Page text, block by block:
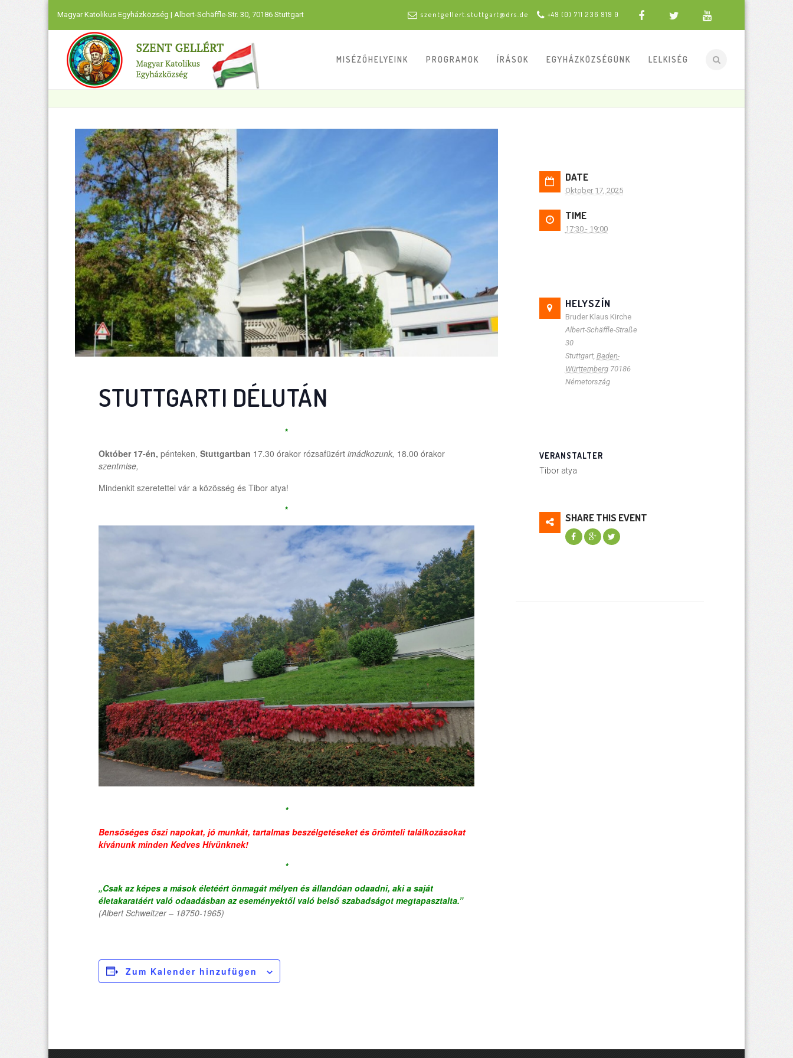
Magyar Katolikus Egyházközség | Albert-Schäffle-Str. 30, 70186 Stuttgart szentgellert.stuttgart@drs.de +49 (0) 711 236 919 0
MISÉZŐHELYEINK PROGRAMOK ÍRÁSOK EGYHÁZKÖZSÉGÜNK LELKISÉG
STUTTGARTI DÉLUTÁN
*
Október 17-én, pénteken, Stuttgartban 17.30 órakor rózsafüzért imádkozunk, 18.00 órakor
szentmise,
Mindenkit szeretettel vár a közösség és Tibor atya!
*
*
Bensőséges őszi napokat, jó munkát, tartalmas beszélgetéseket és örömteli találkozásokat
kívánunk minden Kedves Hívünknek!
*
„Csak az képes a mások életéért önmagát mélyen és állandóan odaadni, aki a saját
életakaratáért való odaadásban az eseményektől való belső szabadságot megtapasztalta.”
(Albert Schweitzer – 18750-1965)
Zum Kalender hinzufügen
DATE
Oktober 17, 2025
TIME
17:30 - 19:00
HELYSZÍN
Bruder Klaus Kirche
Albert-Schäffle-Straße
30
Stuttgart, Baden-
Württemberg 70186
Németország
VERANSTALTER
Tibor atya
SHARE THIS EVENT